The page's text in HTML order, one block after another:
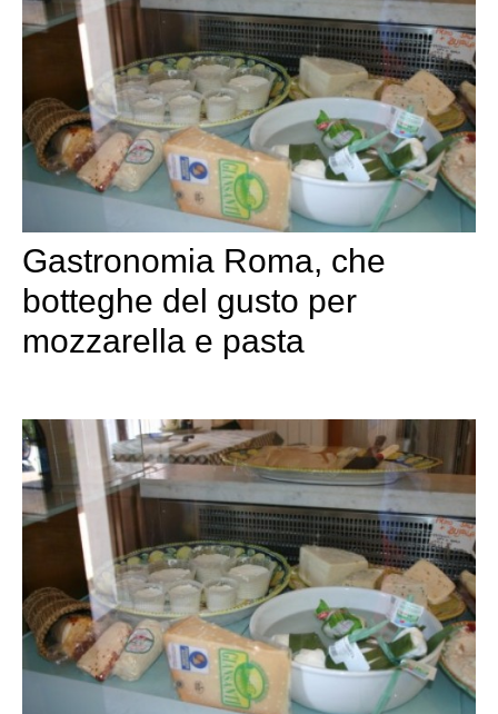
Gastronomia Roma, che
botteghe del gusto per
mozzarella e pasta